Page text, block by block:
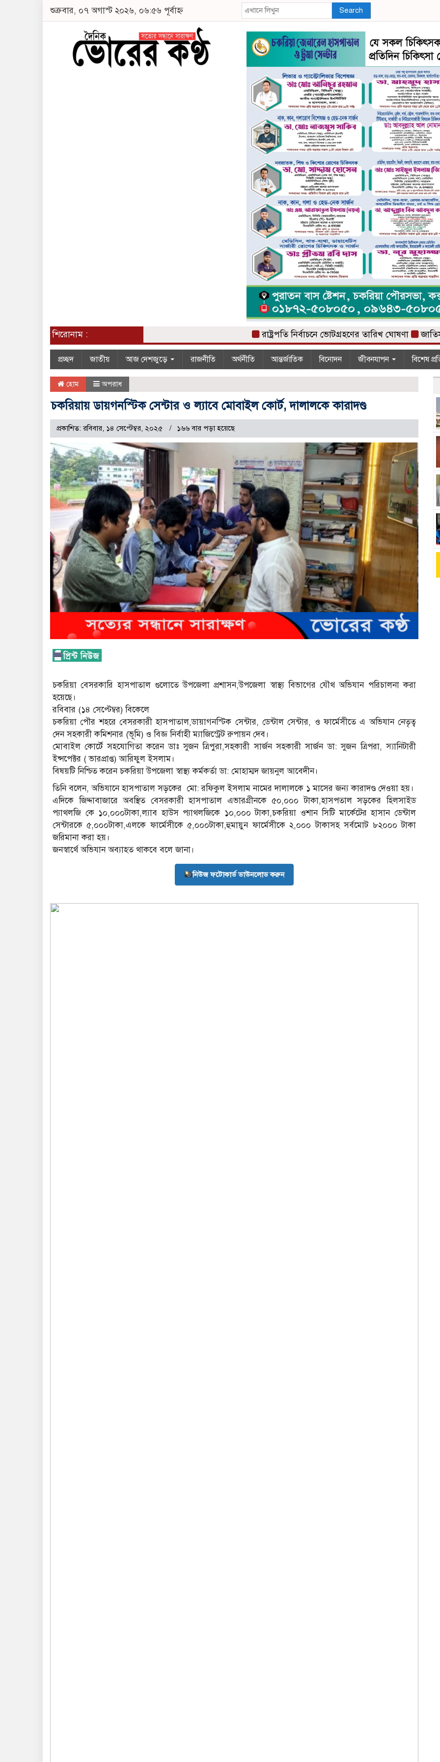
শুক্রবার, ০৭ অগাস্ট ২০২৬, ০৬:৫৬ পূর্বাহ্ন Search
শিরোনাম : রাষ্ট্রপতি নির্বাচনে ভোটগ্রহণের তারিখ ঘোষণা জাতিসংঘে
প্রচ্ছদ জাতীয় আজ দেশজুড়ে রাজনীতি অর্থনীতি আন্তর্জাতিক বিনোদন জীবনযাপন বিশেষ
হোম অপরাধ
চকরিয়ায় ডায়গনস্টিক সেন্টার ও ল্যাবে মোবাইল কোর্ট, দালালকে কারাদণ্ড
প্রকাশিত: রবিবার, ১৪ সেপ্টেম্বর, ২০২৫ ১৬৬ বার পড়া হয়েছে
চকরিয়া বেসরকারি হাসপাতাল গুলোতে উপজেলা প্রশাসন,উপজেলা স্বাস্থ্য বিভাগের যৌথ অভিযান পরিচালনা করা
হয়েছে।
রবিবার (১৪ সেপ্টেম্বর) বিকেলে
চকরিয়া পৌর শহরে বেসরকারী হাসপাতাল,ডায়াগনস্টিক সেন্টার, ডেন্টাল সেন্টার, ও ফার্মেসীতে এ অভিযান নেতৃত্ব
দেন সহকারী কমিশনার (ভূমি) ও বিজ্ঞ নির্বাহী ম্যাজিস্ট্রেট রুপায়ন দেব।
মোবাইল কোর্টে সহযোগিতা করেন ডাঃ সুজন ত্রিপুরা,সহকারী সার্জন সহকারী সার্জন ডা: সুজন ত্রিপরা, স্যানিটারী
ইন্সপেক্টর ( ভারপ্রাপ্ত) আরিফুল ইসলাম।
বিষয়টি নিশ্চিত করেন চকরিয়া উপজেলা স্বাস্থ্য কর্মকর্তা ডা: মোহাম্মদ জায়নুল আবেদীন।
তিনি বলেন, অভিযানে হাসপাতাল সড়কের মো: রফিকুল ইসলাম নামের দালালকে ১ মাসের জন্য কারাদণ্ড দেওয়া হয়।
এদিকে জিদ্দাবাজারে অবস্থিত বেসরকারী হাসপাতাল এভারগ্রীনকে ৫০,০০০ টাকা,হাসপতাল সড়কের হিলসাইড
প্যাথলজি কে ১০,০০০টাকা,ল্যাব হাউস প্যাথলজিকে ১০,০০০ টাকা,চকরিয়া ওশান সিটি মার্কেটের হাসান ডেন্টাল
সেন্টারকে ৫,০০০টাকা,এলকে ফার্মেসীকে ৫,০০০টাকা,হুমায়ুন ফার্মেসীকে ২,০০০ টাকাসহ সর্বমোট ৮২০০০ টাকা
জরিমানা করা হয়।
জনস্বার্থে অভিযান অব্যাহত থাকবে বলে জানা।
নিউজ ফটোকার্ড ডাউনলোড করুন